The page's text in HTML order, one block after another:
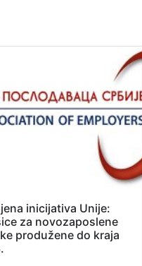
inicijativa Unije:
za novozaposlene
produžene do kraja